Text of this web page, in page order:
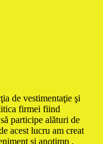
de vestimentaţie şi
firmei fiind
participe alături de
acest lucru am creat
şi anotimp .